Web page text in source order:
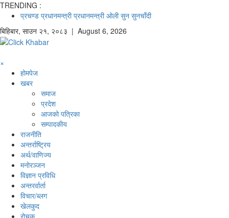
TRENDING :
प्रचण्ड प्रधानमन्त्री प्रधानमन्त्री ओली सुन सुनचाँदी
बिहिबार, साउन २१, २०८३ | August 6, 2026
×
होमपेज
खबर
समाज
प्रदेश
आजको पत्रिका
सम्पादकीय
राजनीति
अन्तर्राष्ट्रिय
अर्थ/वाणिज्य
मनाेरञ्जन
विज्ञान प्रविधि
अन्तरर्वार्ता
विचार/ब्लग
खेलकुद